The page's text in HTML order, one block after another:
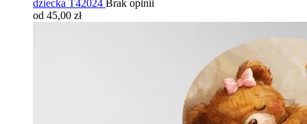
dziecka T42024 Brak opinii
od 45,00 zł